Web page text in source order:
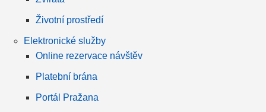
Životní prostředí
Elektronické služby
Online rezervace návštěv
Platební brána
Portál Pražana